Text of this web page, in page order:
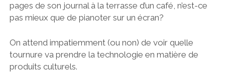
pages de son journal à la terrasse d’un café, n’est-ce
pas mieux que de pianoter sur un écran?
On attend impatiemment (ou non) de voir quelle
tournure va prendre la technologie en matière de
produits culturels.